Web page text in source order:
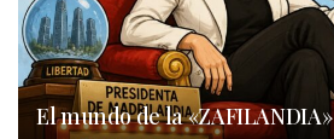
El mundo de la «ZAFILANDIA»